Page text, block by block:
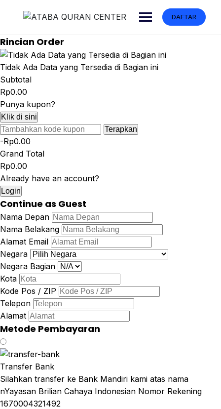
DAFTAR
Rincian Order
Tidak Ada Data yang Tersedia di Bagian ini
Subtotal
Rp0.00
Punya kupon?
Klik di sini
Terapkan
-Rp0.00
Grand Total
Rp0.00
Already have an account?
Login
Continue as Guest
Nama Depan
Nama Belakang
Alamat Email
Negara
Negara Bagian
Kota
Kode Pos / ZIP
Telepon
Alamat
Metode Pembayaran
Transfer Bank
Silahkan transfer ke Bank Mandiri kami atas nama
nYayasan Brilian Cahaya Indonesian Nomor Rekening
1670004321492